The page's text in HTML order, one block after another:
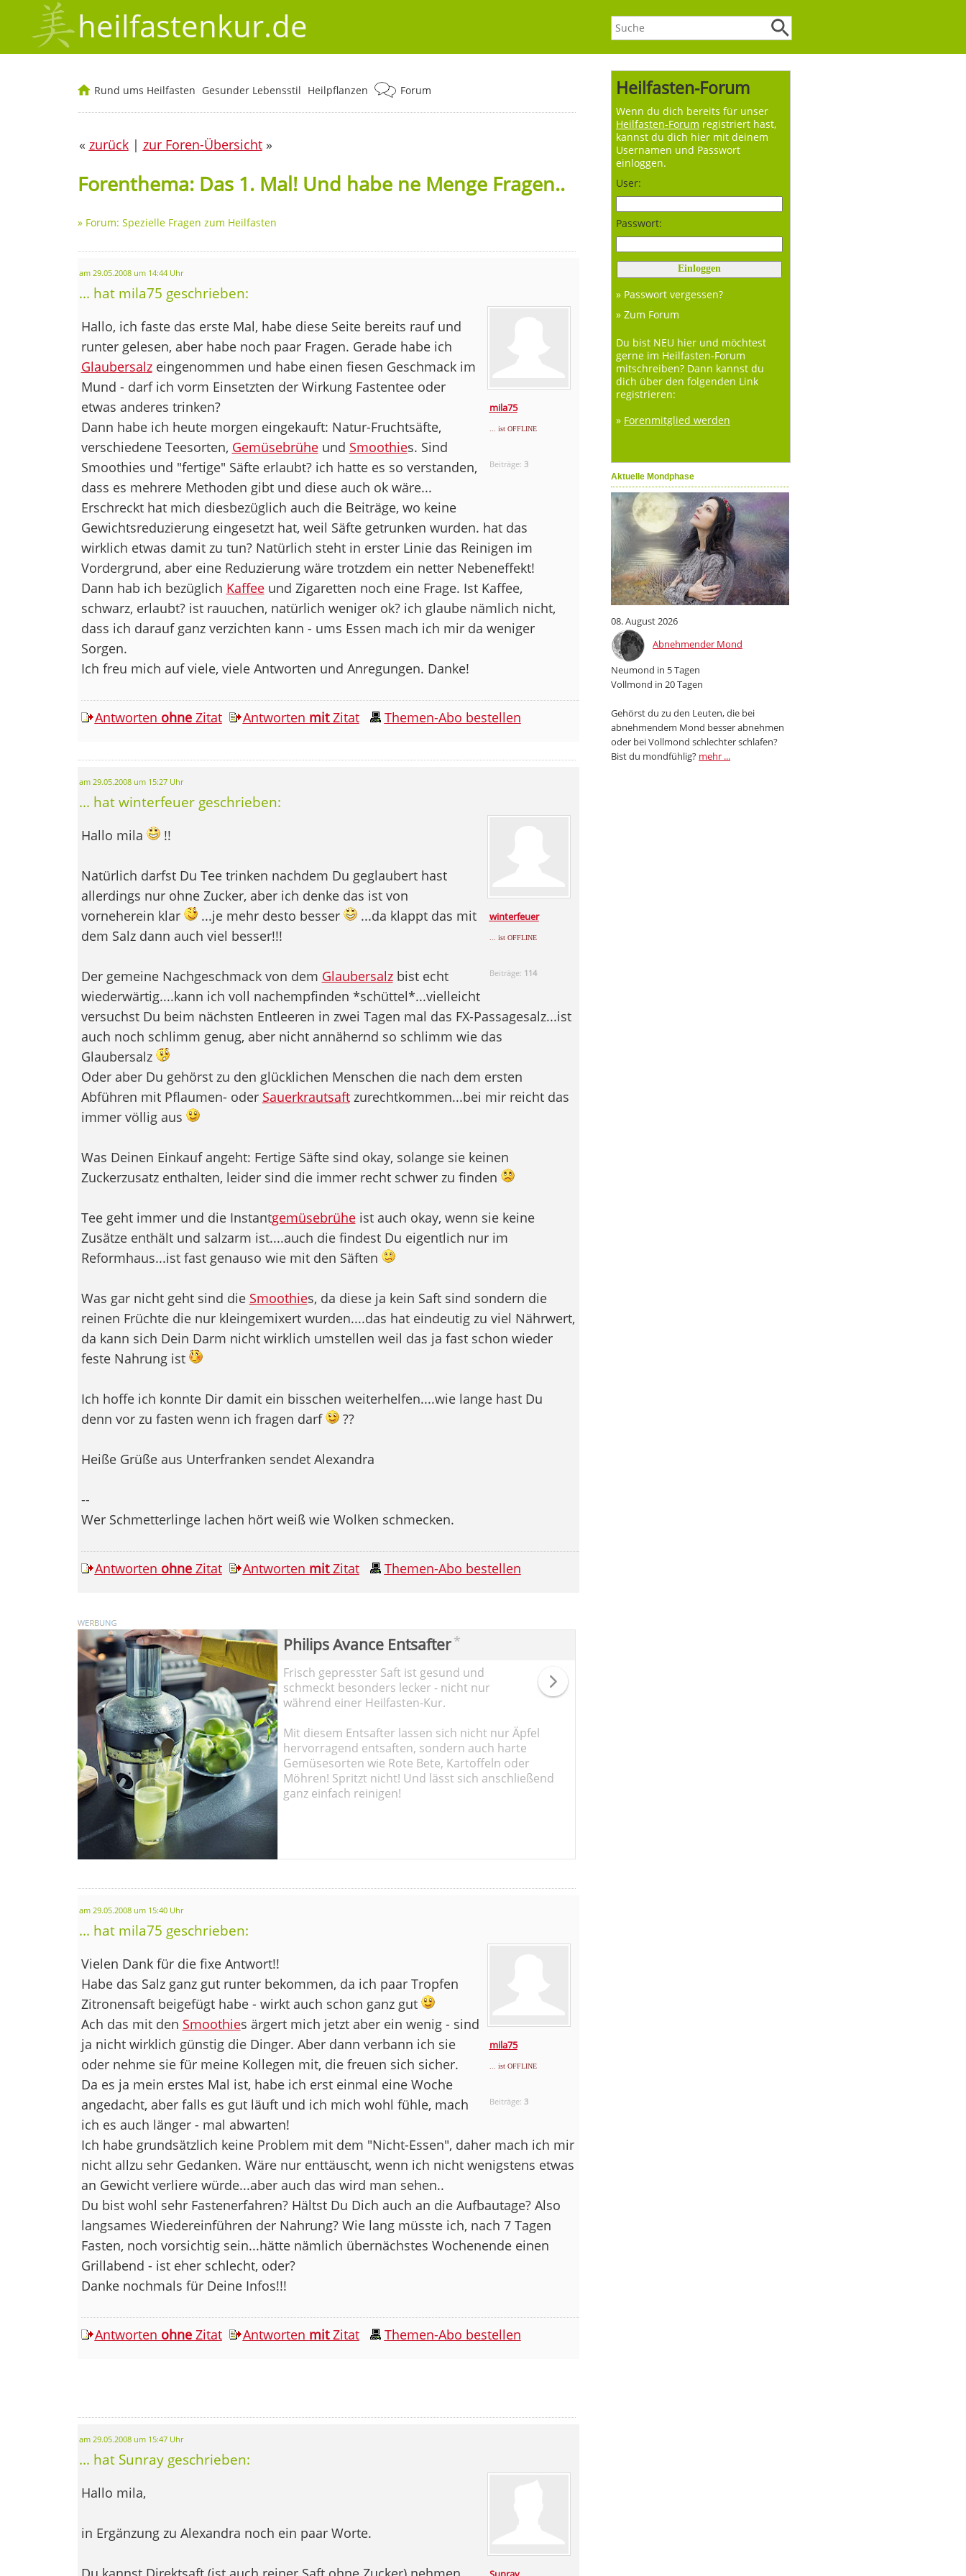
heilfastenkur.de
Heilfasten-Forum
Wenn du dich bereits für unser
Heilfasten-Forum registriert hast,
kannst du dich hier mit deinem
Usernamen und Passwort
einloggen.
User:
Passwort:
» Passwort vergessen?
» Zum Forum
Du bist NEU hier und möchtest
gerne im Heilfasten-Forum
mitschreiben? Dann kannst du
dich über den folgenden Link
registrieren:
» Forenmitglied werden
Aktuelle Mondphase
08. August 2026
Abnehmender Mond
Neumond in 5 Tagen
Vollmond in 20 Tagen
Gehörst du zu den Leuten, die bei
abnehmendem Mond besser abnehmen
oder bei Vollmond schlechter schlafen?
Bist du mondfühlig? mehr ...
Rund ums Heilfasten Gesunder Lebensstil Heilpflanzen Forum
« zurück| zur Foren-Übersicht»
Forenthema: Das 1. Mal! Und habe ne Menge Fragen..
» Forum: Spezielle Fragen zum Heilfasten
am 29.05.2008 um 14:44 Uhr
... hat mila75 geschrieben:
mila75
... ist OFFLINE
Beiträge: 3
Hallo, ich faste das erste Mal, habe diese Seite bereits rauf und
runter gelesen, aber habe noch paar Fragen. Gerade habe ich
Glaubersalzeingenommen und habe einen fiesen Geschmack im
Mund - darf ich vorm Einsetzten der Wirkung Fastentee oder
etwas anderes trinken?
Dann habe ich heute morgen eingekauft: Natur-Fruchtsäfte,
verschiedene Teesorten, Gemüsebrüheund Smoothies. Sind
Smoothies und "fertige" Säfte erlaubt? ich hatte es so verstanden,
dass es mehrere Methoden gibt und diese auch ok wäre...
Erschreckt hat mich diesbezüglich auch die Beiträge, wo keine
Gewichtsreduzierung eingesetzt hat, weil Säfte getrunken wurden. hat das
wirklich etwas damit zu tun? Natürlich steht in erster Linie das Reinigen im
Vordergrund, aber eine Reduzierung wäre trotzdem ein netter Nebeneffekt!
Dann hab ich bezüglich Kaffeeund Zigaretten noch eine Frage. Ist Kaffee,
schwarz, erlaubt? ist rauuchen, natürlich weniger ok? ich glaube nämlich nicht,
dass ich darauf ganz verzichten kann - ums Essen mach ich mir da weniger
Sorgen.
Ich freu mich auf viele, viele Antworten und Anregungen. Danke!
Antworten ohneZitat Antworten mitZitat Themen-Abo bestellen
am 29.05.2008 um 15:27 Uhr
... hat winterfeuer geschrieben:
winterfeuer
... ist OFFLINE
Beiträge: 114
Hallo mila !!
Natürlich darfst Du Tee trinken nachdem Du geglaubert hast
allerdings nur ohne Zucker, aber ich denke das ist von
vorneherein klar
...je mehr desto besser
...da klappt das mit
dem Salz dann auch viel besser!!!
Der gemeine Nachgeschmack von dem Glaubersalzbist echt
wiederwärtig....kann ich voll nachempfinden *schüttel*...vielleicht
versuchst Du beim nächsten Entleeren in zwei Tagen mal das FX-Passagesalz...ist
auch noch schlimm genug, aber nicht annähernd so schlimm wie das
Glaubersalz
Oder aber Du gehörst zu den glücklichen Menschen die nach dem ersten
Abführen mit Pflaumen- oder Sauerkrautsaftzurechtkommen...bei mir reicht das
immer völlig aus
Was Deinen Einkauf angeht: Fertige Säfte sind okay, solange sie keinen
Zuckerzusatz enthalten, leider sind die immer recht schwer zu finden
Tee geht immer und die Instantgemüsebrüheist auch okay, wenn sie keine
Zusätze enthält und salzarm ist....auch die findest Du eigentlich nur im
Reformhaus...ist fast genauso wie mit den Säften
Was gar nicht geht sind die Smoothies, da diese ja kein Saft sind sondern die
reinen Früchte die nur kleingemixert wurden....das hat eindeutig zu viel Nährwert,
da kann sich Dein Darm nicht wirklich umstellen weil das ja fast schon wieder
feste Nahrung ist
Ich hoffe ich konnte Dir damit ein bisschen weiterhelfen....wie lange hast Du
denn vor zu fasten wenn ich fragen darf
??
Heiße Grüße aus Unterfranken sendet Alexandra
--
Wer Schmetterlinge lachen hört weiß wie Wolken schmecken.
Antworten ohneZitat Antworten mitZitat Themen-Abo bestellen
Philips Avance Entsafter*
Frisch gepresster Saft ist gesund und
schmeckt besonders lecker - nicht nur
während einer Heilfasten-Kur.
Mit diesem Entsafter lassen sich nicht nur Äpfel
hervorragend entsaften, sondern auch harte
Gemüsesorten wie Rote Bete, Kartoffeln oder
Möhren! Spritzt nicht! Und lässt sich anschließend
ganz einfach reinigen!
am 29.05.2008 um 15:40 Uhr
... hat mila75 geschrieben:
mila75
... ist OFFLINE
Beiträge: 3
Vielen Dank für die fixe Antwort!!
Habe das Salz ganz gut runter bekommen, da ich paar Tropfen
Zitronensaft beigefügt habe - wirkt auch schon ganz gut
Ach das mit den Smoothies ärgert mich jetzt aber ein wenig - sind
ja nicht wirklich günstig die Dinger. Aber dann verbann ich sie
oder nehme sie für meine Kollegen mit, die freuen sich sicher.
Da es ja mein erstes Mal ist, habe ich erst einmal eine Woche
angedacht, aber falls es gut läuft und ich mich wohl fühle, mach
ich es auch länger - mal abwarten!
Ich habe grundsätzlich keine Problem mit dem "Nicht-Essen", daher mach ich mir
nicht allzu sehr Gedanken. Wäre nur enttäuscht, wenn ich nicht wenigstens etwas
an Gewicht verliere würde...aber auch das wird man sehen..
Du bist wohl sehr Fastenerfahren? Hältst Du Dich auch an die Aufbautage? Also
langsames Wiedereinführen der Nahrung? Wie lang müsste ich, nach 7 Tagen
Fasten, noch vorsichtig sein...hätte nämlich übernächstes Wochenende einen
Grillabend - ist eher schlecht, oder?
Danke nochmals für Deine Infos!!!
Antworten ohneZitat Antworten mitZitat Themen-Abo bestellen
am 29.05.2008 um 15:47 Uhr
... hat Sunray geschrieben:
Hallo mila,
in Ergänzung zu Alexandra noch ein paar Worte.